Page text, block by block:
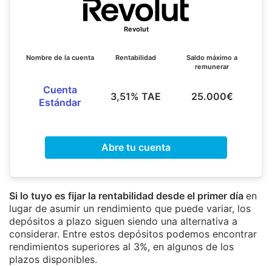
Revolut
Nombre de la cuenta
Cuenta
Estándar
Rentabilidad
3,51% TAE
Saldo máximo a
remunerar
25.000€
Abre tu cuenta
Si lo tuyo es fijar la rentabilidad desde el primer día en
lugar de asumir un rendimiento que puede variar, los
depósitos a plazo siguen siendo una alternativa a
considerar. Entre estos depósitos podemos encontrar
rendimientos superiores al 3%, en algunos de los
plazos disponibles.